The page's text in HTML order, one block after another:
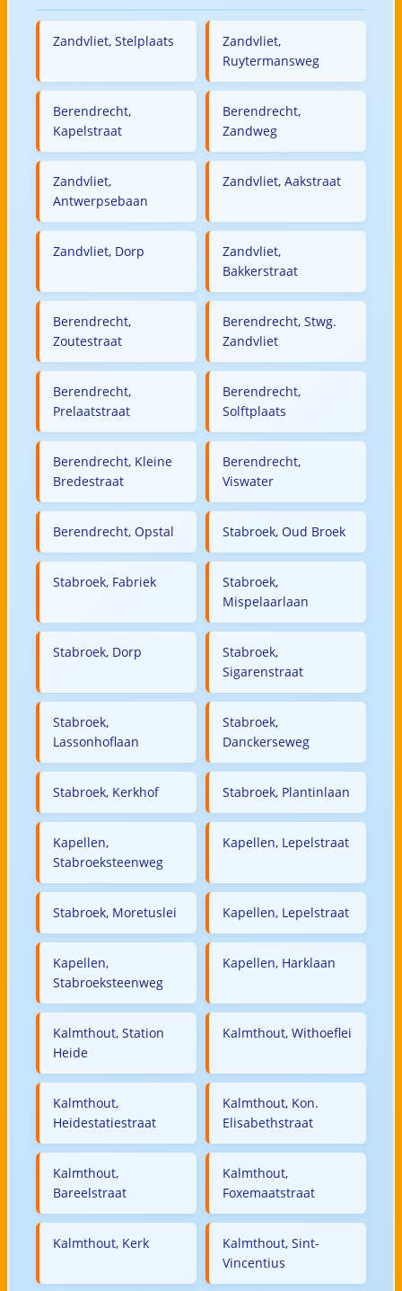
Zandvliet, Stelplaats
Zandvliet,
Ruytermansweg
Berendrecht,
Kapelstraat
Berendrecht,
Zandweg
Zandvliet,
Antwerpsebaan
Zandvliet, Aakstraat
Zandvliet, Dorp
Zandvliet,
Bakkerstraat
Berendrecht,
Zoutestraat
Berendrecht, Stwg.
Zandvliet
Berendrecht,
Prelaatstraat
Berendrecht,
Solftplaats
Berendrecht, Kleine
Bredestraat
Berendrecht,
Viswater
Berendrecht, Opstal Stabroek, Oud Broek
Stabroek, Fabriek
Stabroek,
Mispelaarlaan
Stabroek, Dorp
Stabroek,
Sigarenstraat
Stabroek,
Lassonhoflaan
Stabroek,
Danckerseweg
Stabroek, Kerkhof Stabroek, Plantinlaan
Kapellen,
Stabroeksteenweg
Kapellen, Lepelstraat
Stabroek, Moretuslei Kapellen, Lepelstraat
Kapellen,
Stabroeksteenweg
Kapellen, Harklaan
Kalmthout, Station
Heide
Kalmthout, Withoeflei
Kalmthout,
Heidestatiestraat
Kalmthout, Kon.
Elisabethstraat
Kalmthout,
Bareelstraat
Kalmthout,
Foxemaatstraat
Kalmthout, Kerk
Kalmthout, Sint-
Vincentius